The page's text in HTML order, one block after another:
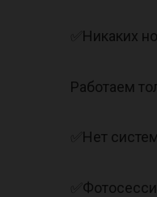
✅Никаких
Работаем
✅Нет